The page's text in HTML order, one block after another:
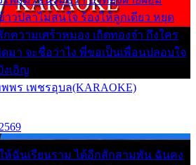
าวปลาไม่สนใจ ร้องไห้ลูกเดียว หยุด
กความเศร้าหมอง เถิดทองจ๋า ถึงใคร
ดมา จะชื่อว่าไง พี่ขอเป็นเพื่อนปลอบใจ
งเอิญ
พร เพชรอุบล(KARAOKE)
ห้ฉันเรียนราม ได้อีกสักสามพัน ฉันคง